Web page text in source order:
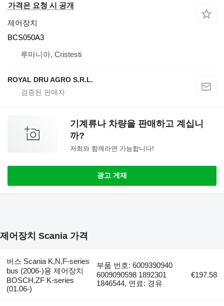
가격은 요청 시 공개
제어장치
BCS050A3
루마니아, Cristesti
ROYAL DRU AGRO S.R.L.
기계류나 차량을 판매하고 계십니
까?
저희와 함께라면 가능합니다!
광고 게재
제어장치 Scania 가격
버스 Scania K,N,F-series
bus (2006-)용 제어장치
BOSCH,ZF K-series
(01.06-)
부품 번호: 6009390940
6009090598 1892301
1846544, 연료: 경유
€197.58